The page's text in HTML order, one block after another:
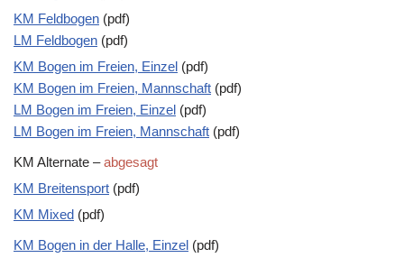
KM Feldbogen (pdf)
LM Feldbogen (pdf)
KM Bogen im Freien, Einzel (pdf)
KM Bogen im Freien, Mannschaft (pdf)
LM Bogen im Freien, Einzel (pdf)
LM Bogen im Freien, Mannschaft (pdf)
KM Alternate –abgesagt
KM Breitensport (pdf)
KM Mixed (pdf)
KM Bogen in der Halle, Einzel (pdf)